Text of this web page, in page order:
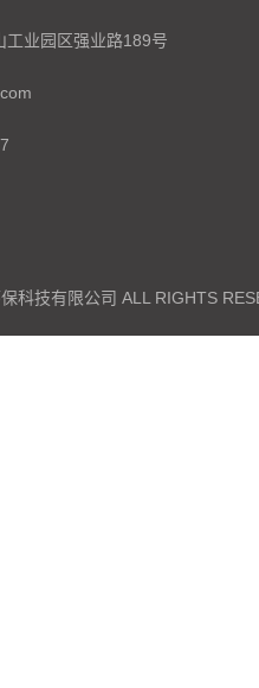
工业园区强业路189号
科技有限公司 ALL RIGHTS